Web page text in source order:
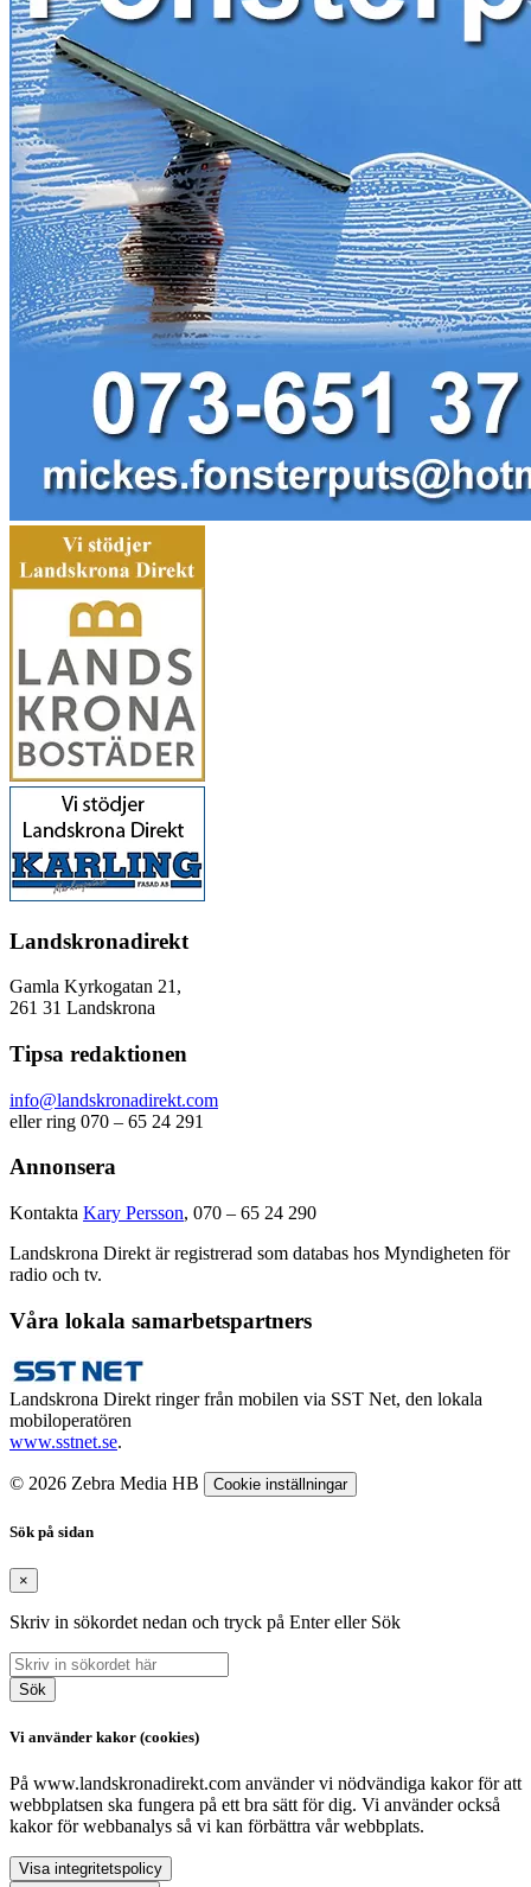
Landskronadirekt
Gamla Kyrkogatan 21,
261 31 Landskrona
Tipsa redaktionen
info@landskronadirekt.com
eller ring 070 – 65 24 291
Annonsera
Kontakta Kary Persson, 070 – 65 24 290
Landskrona Direkt är registrerad som databas hos Myndigheten för
radio och tv.
Våra lokala samarbetspartners
Landskrona Direkt ringer från mobilen via SST Net, den lokala
mobiloperatören
www.sstnet.se.
© 2026 Zebra Media HB Cookie inställningar
Sök på sidan
×
Skriv in sökordet nedan och tryck på Enter eller Sök
Sök
Vi använder kakor (cookies)
På www.landskronadirekt.com använder vi nödvändiga kakor för att
webbplatsen ska fungera på ett bra sätt för dig. Vi använder också
kakor för webbanalys så vi kan förbättra vår webbplats.
Visa integritetspolicy